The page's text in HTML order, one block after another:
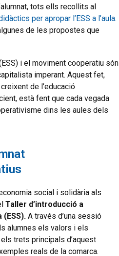
tots ells recollits al
per apropar l’ESS a l’aula.
de les propostes que
i el moviment cooperatiu són
imperant. Aquest fet,
de l’educació
està fent que cada vegada
dins les aules dels
social i solidària als
Taller d’introducció a
(ESS). A través d’una sessió
alumnes els valors i els
trets principals d’aquest
reals de la comarca.